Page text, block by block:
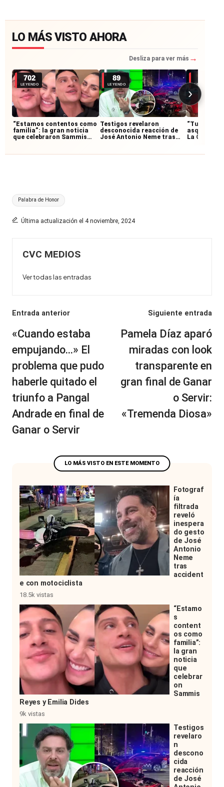
LO MÁS VISTO AHORA
Desliza para ver más →
702
LEYENDO
“Estamos contentos como
familia”: la gran noticia
que celebraron Sammis
89
LEYENDO
Testigos revelaron
desconocida reacción de
José Antonio Neme tras
LEYENDO
“Tu
La
›
Etiquetas:
Palabra de Honor
Última actualización el 4 noviembre, 2024
CVC MEDIOS
Ver todas las entradas
Navegación
de
entradas
Entrada anterior
«Cuando estaba
empujando…» El
problema que pudo
haberle quitado el
triunfo a Pangal
Andrade en final de
Ganar o Servir
Siguiente entrada
Pamela Díaz aparó
miradas con look
transparente en
gran final de Ganar
o Servir:
«Tremenda Diosa»
Fotograf
ía
filtrada
reveló
inespera
do gesto
de José
Antonio
Neme
tras
accident
e con motociclista
18.5k vistas
“Estamo
s
content
os como
familia”:
la gran
noticia
que
celebrar
on
Sammis
Reyes y Emilia Dides
9k vistas
Testigos
revelaro
n
descono
cida
reacción
de José